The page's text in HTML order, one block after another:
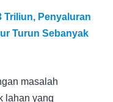
Triliun, Penyaluran
Turun Sebanyak
masalah
lahan yang